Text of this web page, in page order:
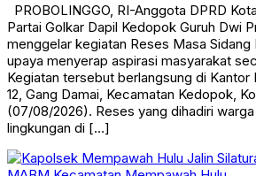
PROBOLINGGO, RI-Anggota DPRD
Partai Golkar Dapil Kedopok Guruh Dwi
menggelar kegiatan Reses Masa Sidang
upaya menyerap aspirasi masyarakat
Kegiatan tersebut berlangsung di Kantor
12, Gang Damai, Kecamatan Kedopok,
(07/08/2026). Reses yang dihadiri
lingkungan di […]